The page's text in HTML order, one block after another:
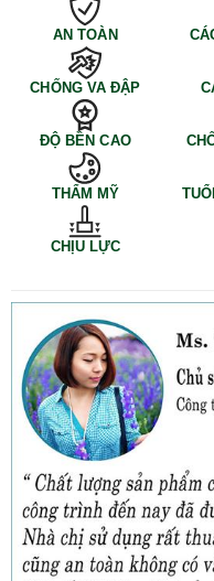
AN TOÀN
CHỐNG VA ĐẬP
ĐỘ BỀN CAO
THẨM MỸ
CHỊU LỰC